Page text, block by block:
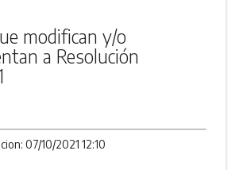
modifican y/o
a Resolución
07/10/2021 12:10